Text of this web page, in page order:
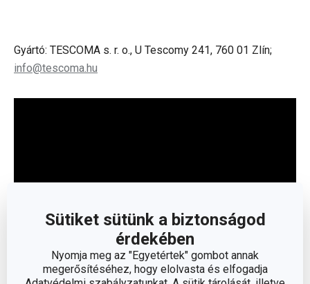
Sütiket sütünk a biztonságod
érdekében
Nyomja meg az "Egyetértek" gombot annak
megerősítéséhez, hogy elolvasta és elfogadja
Gyártó: TESCOMA s. r. o., U Tescomy 241, 760 01 Zlín;
info@tescoma.hu
Olvasson kevesebbet